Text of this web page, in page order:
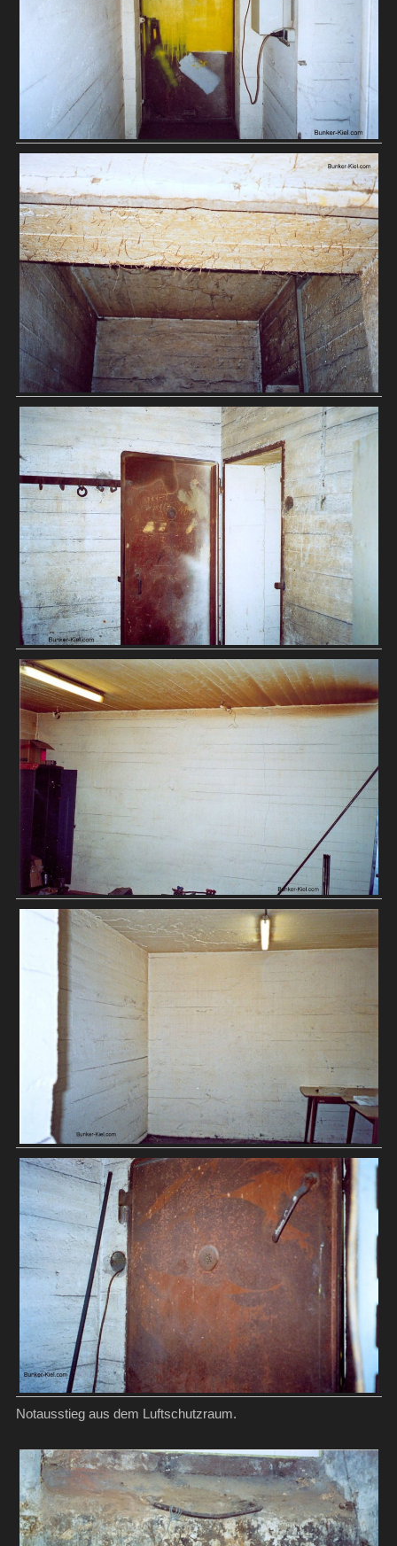
Notausstieg aus dem Luftschutzraum.